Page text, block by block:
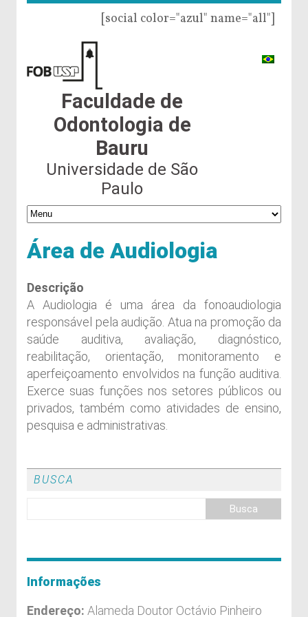
[social color="azul" name="all"]
Faculdade de
Odontologia de
Bauru
Universidade de São
Paulo
Área de Audiologia
Descrição
A Audiologia é uma área da fonoaudiologia
responsável pela audição. Atua na promoção da
saúde auditiva, avaliação, diagnóstico,
reabilitação, orientação, monitoramento e
aperfeiçoamento envolvidos na função auditiva.
Exerce suas funções nos setores públicos ou
privados, também como atividades de ensino,
pesquisa e administrativas.
BUSCA
Informações
Endereço: Alameda Doutor Octávio Pinheiro